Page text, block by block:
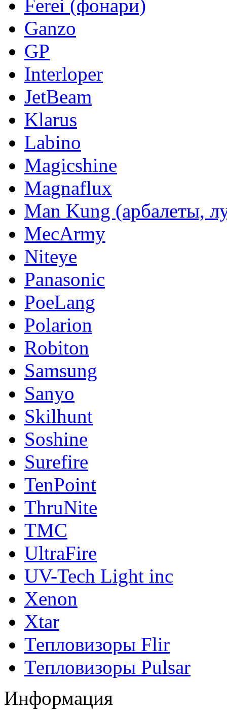
Ferei (фонари)
Ganzo
GP
Interloper
JetBeam
Klarus
Labino
Magicshine
Magnaflux
Man Kung (арбалеты,
MecArmy
Niteye
Panasonic
PoeLang
Polarion
Robiton
Samsung
Sanyo
Skilhunt
Soshine
Surefire
TenPoint
ThruNite
TMC
UltraFire
UV-Tech Light inc
Xenon
Xtar
Тепловизоры Flir
Тепловизоры Pulsar
Информация